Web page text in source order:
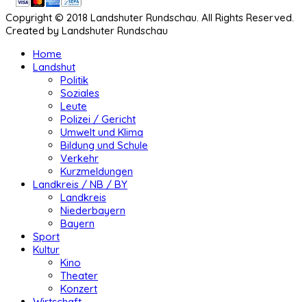
Copyright © 2018 Landshuter Rundschau. All Rights Reserved.
Created by Landshuter Rundschau
Home
Landshut
Politik
Soziales
Leute
Polizei / Gericht
Umwelt und Klima
Bildung und Schule
Verkehr
Kurzmeldungen
Landkreis / NB / BY
Landkreis
Niederbayern
Bayern
Sport
Kultur
Kino
Theater
Konzert